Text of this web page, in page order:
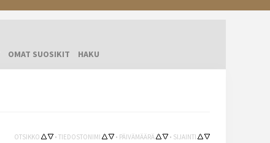
OMAT SUOSIKIT HAKU
OTSIKKO • TIEDOSTONIMI • PÄIVÄMÄÄRÄ • SIJAINTI